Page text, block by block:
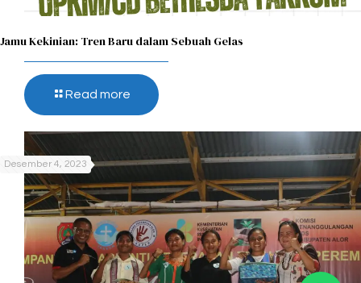
Jamu Kekinian: Tren Baru dalam Sebuah Gelas​
Read more
Desember 4, 2023